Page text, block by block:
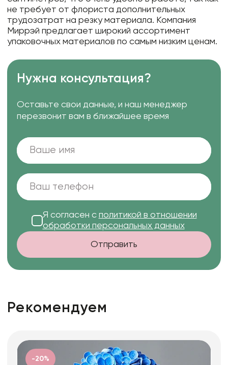
не требует от флориста дополнительных
трудозатрат на резку материала. Компания
Миррэй предлагает широкий ассортимент
упаковочных материалов по самым низким ценам.
Нужна консультация?
Оставьте свои данные, и наш менеджер
перезвонит вам в ближайшее время
Я согласен с политикой в отношении
обработки персональных данных
Отправить
Рекомендуем
-20%